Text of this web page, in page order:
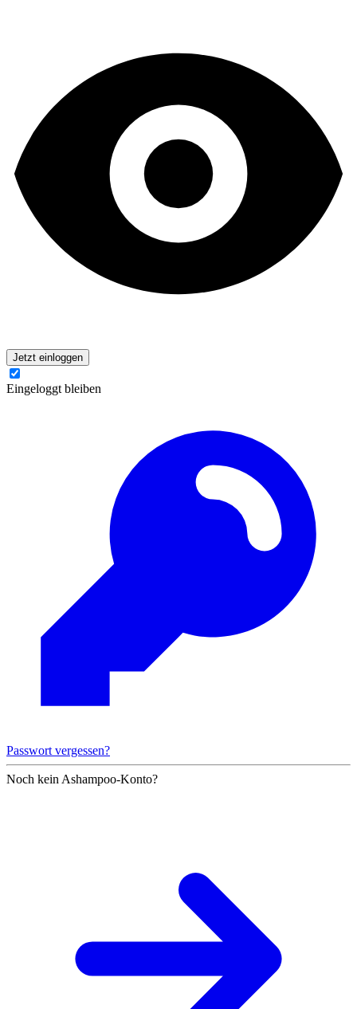
Jetzt einloggen
Eingeloggt bleiben
Passwort vergessen?
Noch kein Ashampoo-Konto?